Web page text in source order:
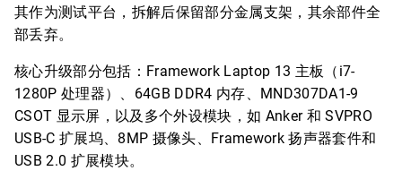
其作为测试平台，拆解后保留部分金属支架，其余部件全
部丢弃。
核心升级部分包括：Framework Laptop 13 主板（i7-
1280P 处理器）、64GB DDR4 内存、MND307DA1-9
CSOT 显示屏，以及多个外设模块，如 Anker 和 SVPRO
USB-C 扩展坞、8MP 摄像头、Framework 扬声器套件和
USB 2.0 扩展模块。